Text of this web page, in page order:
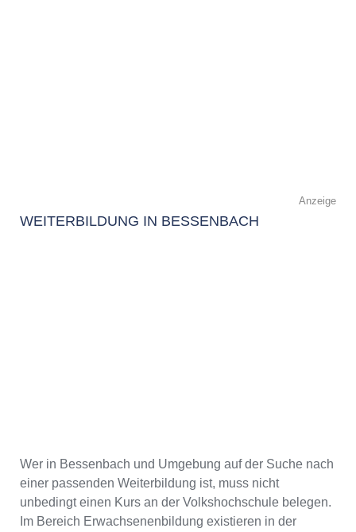
Anzeige
WEITERBILDUNG IN BESSENBACH
Wer in Bessenbach und Umgebung auf der Suche nach
einer passenden Weiterbildung ist, muss nicht
unbedingt einen Kurs an der Volkshochschule belegen.
Im Bereich Erwachsenenbildung existieren in der